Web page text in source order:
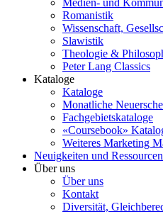
Medien- und
Romanistik
Wissenschaft,
Slawistik
Theologie &
Peter Lang Classics
Kataloge
Kataloge
Monatliche
Fachgebietskataloge
«Coursebook»
Weiteres Marketing
Neuigkeiten und Ressourcen
Über uns
Über uns
Kontakt
Diversität,